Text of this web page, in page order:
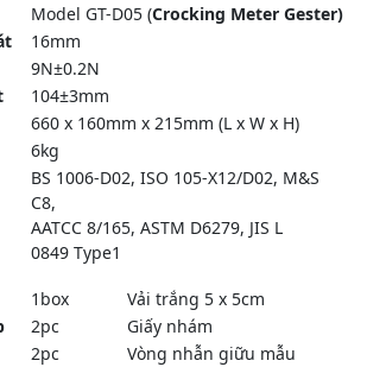
Model GT-D05 (Crocking Meter Gester)
16mm
9N±0.2N
104±3mm
660 x 160mm x 215mm (L x W x H)
6kg
BS 1006-D02, ISO 105-X12/D02, M&S
C8,
AATCC 8/165, ASTM D6279, JIS L
0849 Type1
1box
Vải trắng 5 x 5cm
2pc
Giấy nhám
2pc
Vòng nhẫn giữu mẫu